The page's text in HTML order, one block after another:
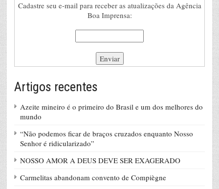
Cadastre seu e-mail para receber as atualizações da Agência
Boa Imprensa:
Artigos recentes
Azeite mineiro é o primeiro do Brasil e um dos melhores do
mundo
“Não podemos ficar de braços cruzados enquanto Nosso
Senhor é ridicularizado”
NOSSO AMOR A DEUS DEVE SER EXAGERADO
Carmelitas abandonam convento de Compiègne